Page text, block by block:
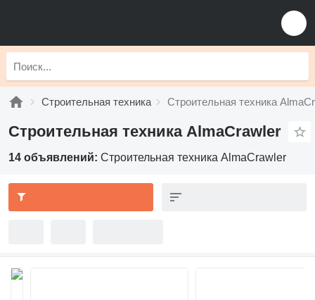
Строительная техника Строительная техника
Строительная техника AlmaCrawler
14 объявлений: Строительная техника AlmaCrawler